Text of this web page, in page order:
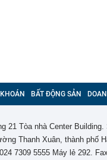
BẤT ĐỘNG SẢN
21 Tòa nhà Center
Thanh Xuân, thành phố
7309 5555 Máy lẻ 292.